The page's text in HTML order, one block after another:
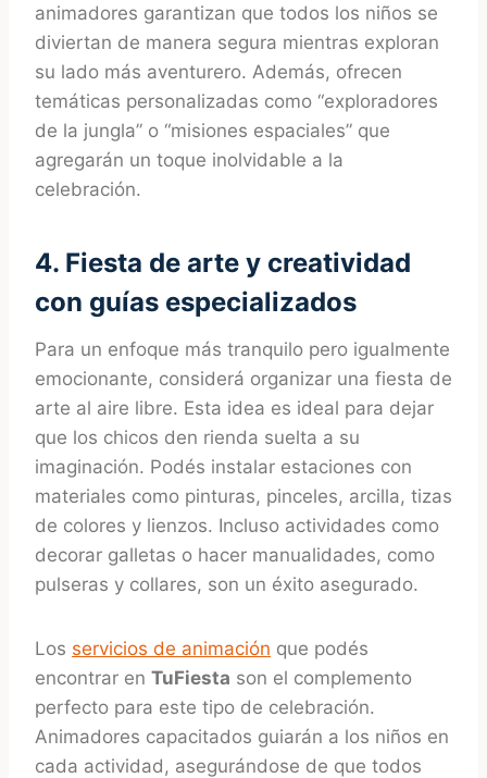
animadores garantizan que todos los niños se
diviertan de manera segura mientras exploran
su lado más aventurero. Además, ofrecen
temáticas personalizadas como “exploradores
de la jungla” o “misiones espaciales” que
agregarán un toque inolvidable a la
celebración.
4. Fiesta de arte y creatividad
con guías especializados
Para un enfoque más tranquilo pero igualmente
emocionante, considerá organizar una fiesta de
arte al aire libre. Esta idea es ideal para dejar
que los chicos den rienda suelta a su
imaginación. Podés instalar estaciones con
materiales como pinturas, pinceles, arcilla, tizas
de colores y lienzos. Incluso actividades como
decorar galletas o hacer manualidades, como
pulseras y collares, son un éxito asegurado.
Los servicios de animación que podés
encontrar en TuFiesta son el complemento
perfecto para este tipo de celebración.
Animadores capacitados guiarán a los niños en
cada actividad, asegurándose de que todos